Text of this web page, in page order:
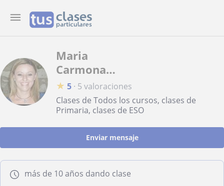
Maria
Carmona
Domínguez
★ 5 · 5 valoraciones
Clases de Todos los cursos, clases de
Primaria, clases de ESO
Enviar mensaje
más de 10 años dando clase